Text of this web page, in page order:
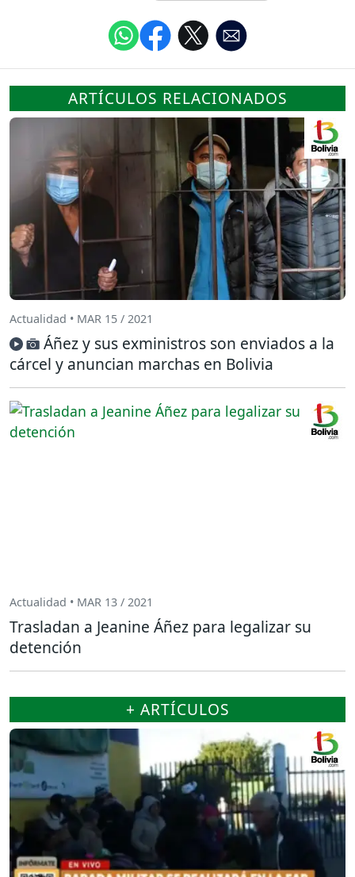
ARTÍCULOS RELACIONADOS
Actualidad • MAR 15 / 2021
Áñez y sus exministros son enviados a la
cárcel y anuncian marchas en Bolivia
Actualidad • MAR 13 / 2021
Trasladan a Jeanine Áñez para legalizar su
detención
+ ARTÍCULOS